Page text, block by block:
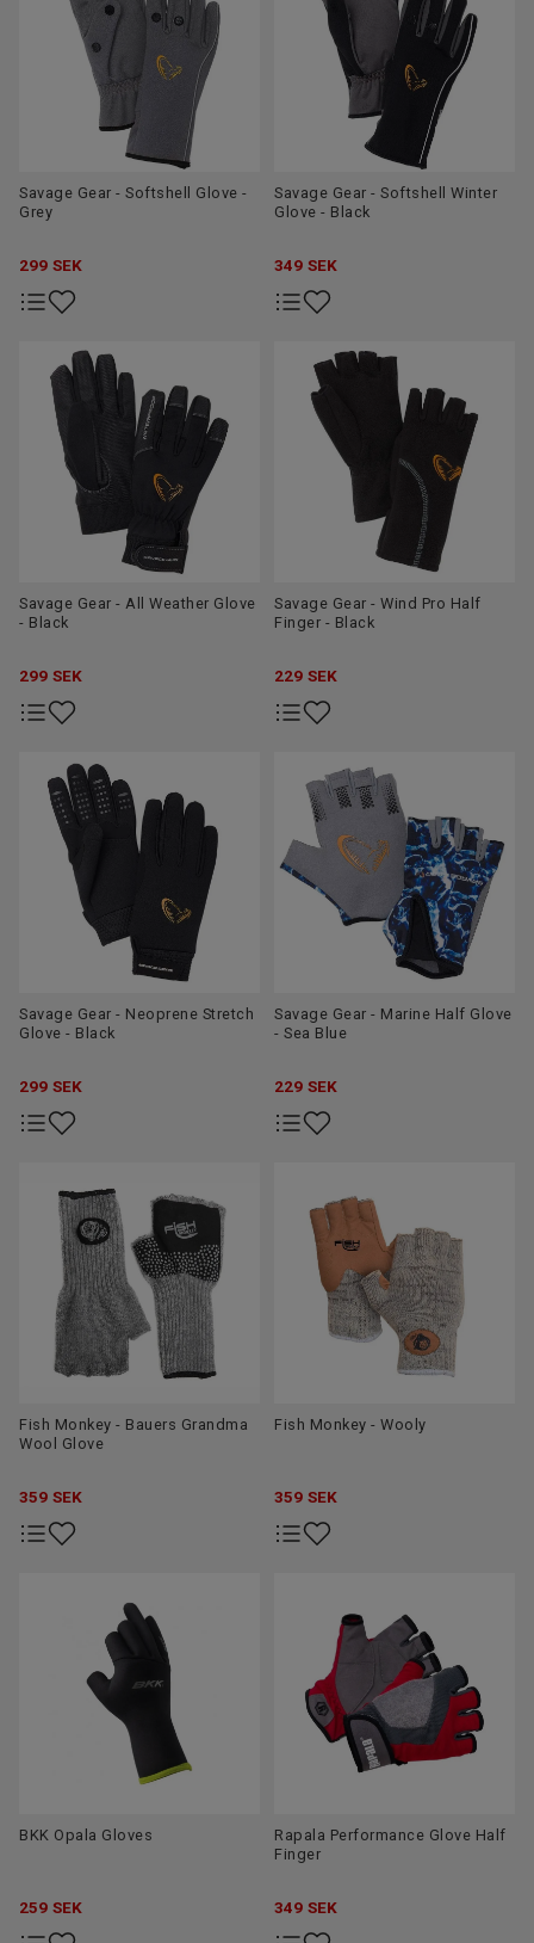
Savage Gear - Softshell Glove -
Grey
299 SEK
Savage Gear - Softshell Winter
Glove - Black
349 SEK
Savage Gear - All Weather Glove
- Black
299 SEK
Savage Gear - Wind Pro Half
Finger - Black
229 SEK
Savage Gear - Neoprene Stretch
Glove - Black
299 SEK
Savage Gear - Marine Half Glove
- Sea Blue
229 SEK
Fish Monkey - Bauers Grandma
Wool Glove
359 SEK
Fish Monkey - Wooly
359 SEK
BKK Opala Gloves
259 SEK
Rapala Performance Glove Half
Finger
349 SEK